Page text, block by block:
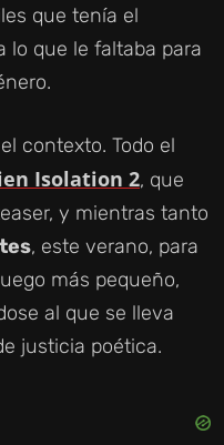
que tenía el
lo que le faltaba para
contexto. Todo el
Isolation 2, que
y mientras tanto
, este verano, para
más pequeño,
al que se lleva
justicia poética.